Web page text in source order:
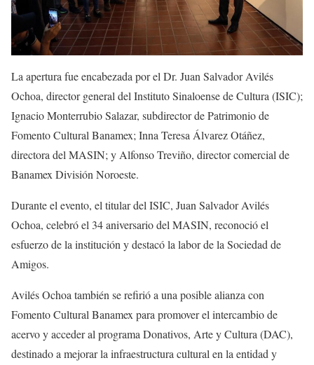
La apertura fue encabezada por el Dr. Juan Salvador Avilés
Ochoa, director general del Instituto Sinaloense de Cultura (ISIC);
Ignacio Monterrubio Salazar, subdirector de Patrimonio de
Fomento Cultural Banamex; Inna Teresa Álvarez Otáñez,
directora del MASIN; y Alfonso Treviño, director comercial de
Banamex División Noroeste.
Durante el evento, el titular del ISIC, Juan Salvador Avilés
Ochoa, celebró el 34 aniversario del MASIN, reconoció el
esfuerzo de la institución y destacó la labor de la Sociedad de
Amigos.
Avilés Ochoa también se refirió a una posible alianza con
Fomento Cultural Banamex para promover el intercambio de
acervo y acceder al programa Donativos, Arte y Cultura (DAC),
destinado a mejorar la infraestructura cultural en la entidad y